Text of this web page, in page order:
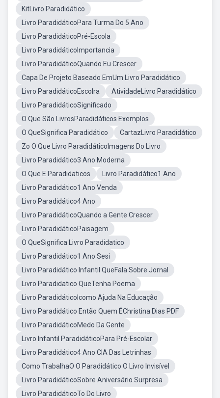
KitLivro Paradidático
Livro ParadidáticoPara Turma Do 5 Ano
Livro ParadidáticoPré-Escola
Livro ParadidáticoImportancia
Livro ParadidáticoQuando Eu Crescer
Capa De Projeto Baseado EmUm Livro Paradidático
Livro ParadidáticoEscolra
AtividadeLivro Paradidático
Livro ParadidáticoSignificado
O Que São LivrosParadidáticos Exemplos
O QueSignifica Paradidático
CartazLivro Paradidático
Zo O Que Livro ParadidáticoImagens Do Livro
Livro Paradidático3 Ano Moderna
O Que E Paradidaticos
Livro Paradidático1 Ano
Livro Paradidático1 Ano Venda
Livro Paradidático4 Ano
Livro ParadidáticoQuando a Gente Crescer
Livro ParadidáticoPaisagem
O QueSignifica Livro Paradidatico
Livro Paradidático1 Ano Sesi
Livro Paradidático Infantil QueFala Sobre Jornal
Livro Paradidatico QueTenha Poema
Livro ParadidáticoIcomo Ajuda Na Educação
Livro Paradidático Então Quem ÉChristina Dias PDF
Livro ParadidáticoMedo Da Gente
Livro Infantil ParadidáticoPara Pré-Escolar
Livro Paradidático4 Ano CIA Das Letrinhas
Como TrabalhaO O Paradidático O Livro Invisível
Livro ParadidáticoSobre Aniversário Surpresa
Livro ParadidáticoTo Do Livro